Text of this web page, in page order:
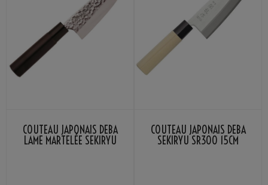
COUTEAU JAPONAIS DEBA
LAME MARTELÉE SEKIRYU
COUTEAU JAPONAIS DEBA
SEKIRYU SR300 15CM